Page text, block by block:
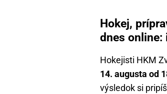
Hokej,
dnes online:
Hokejisti HKM
14. augusta od
výsledok si